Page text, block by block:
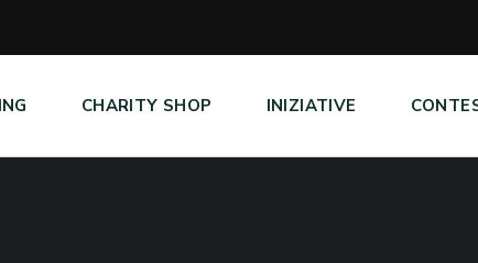
CHARITY SHOP INIZIATIVE